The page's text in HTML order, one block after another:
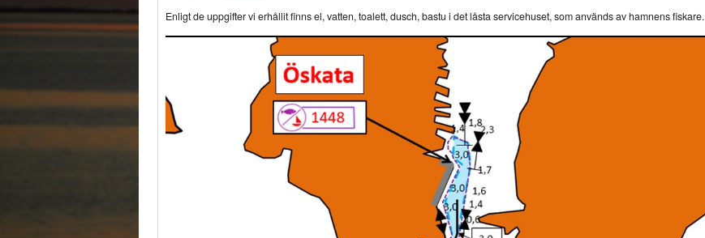
Enligt de uppgifter vi erhållit finns el, vatten, toalett, dusch, bastu i det låsta servicehuset, som används av hamnens fiskare.